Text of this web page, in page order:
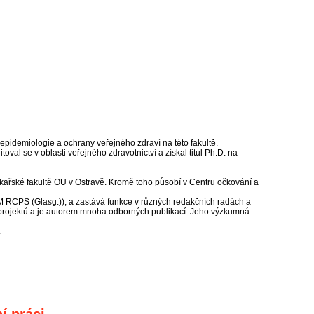
a ochrany veřejného zdraví na této fakultě.
se v oblasti veřejného zdravotnictví a získal titul Ph.D. na
fakultě OU v Ostravě. Kromě toho působí v Centru očkování a
(Glasg.)), a zastává funkce v různých redakčních radách a
a je autorem mnoha odborných publikací. Jeho výzkumná